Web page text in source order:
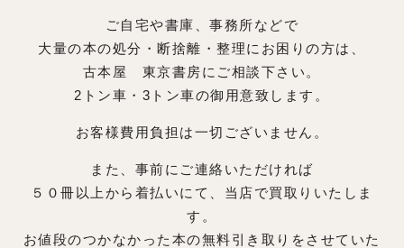
ご自宅や書庫、事務所などで
大量の本の処分・断捨離・整理にお困りの方は、
古本屋 東京書房にご相談下さい。
2トン車・3トン車の御用意致します。
お客様費用負担は一切ございません。
また、事前にご連絡いただければ
５０冊以上から着払いにて、当店で買取りいたしま
す。
お値段のつかなかった本の無料引き取りをさせていた